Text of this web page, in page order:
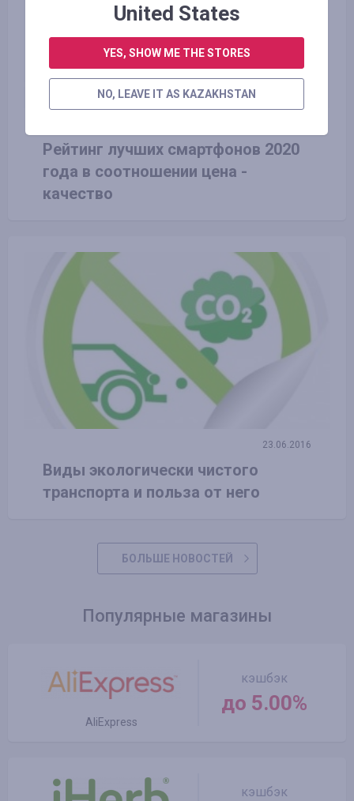
Рейтинг лучших смартфонов 2020
года в соотношении цена -
качество
23.06.2016
Виды экологически чистого
транспорта и польза от него
БОЛЬШЕ НОВОСТЕЙ
Популярные магазины
AliExpress
кэшбэк
до 5.00%
кэшбэк
United States
YES, SHOW ME THE STORES
NO, LEAVE IT AS KAZAKHSTAN